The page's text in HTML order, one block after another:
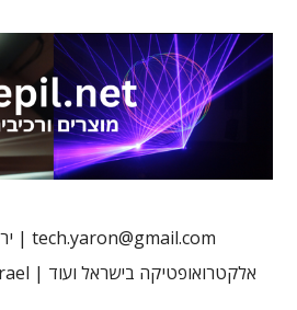
0548814578 ירון | tech.yaron@gmail.com
Electro-optics in Israel | אלקטרואופטיקה בישראל ועוד